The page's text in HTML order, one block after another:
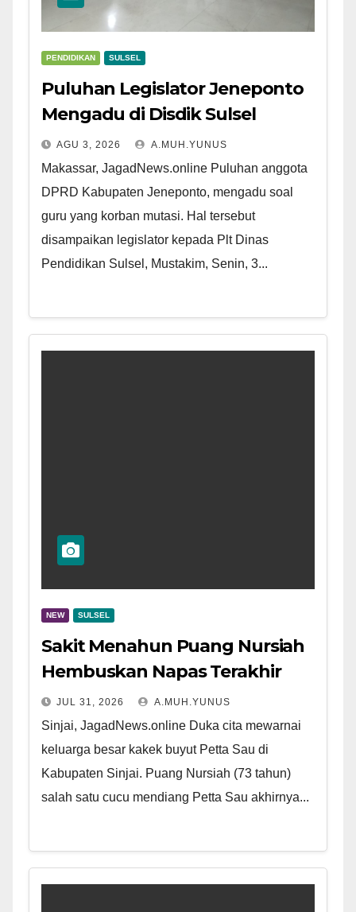
PENDIDIKAN SULSEL
Puluhan Legislator Jeneponto
Mengadu di Disdik Sulsel
AGU 3, 2026 A.MUH.YUNUS
Makassar, JagadNews.online Puluhan anggota
DPRD Kabupaten Jeneponto, mengadu soal
guru yang korban mutasi. Hal tersebut
disampaikan legislator kepada Plt Dinas
Pendidikan Sulsel, Mustakim, Senin, 3...
NEW SULSEL
Sakit Menahun Puang Nursiah
Hembuskan Napas Terakhir
JUL 31, 2026 A.MUH.YUNUS
Sinjai, JagadNews.online Duka cita mewarnai
keluarga besar kakek buyut Petta Sau di
Kabupaten Sinjai. Puang Nursiah (73 tahun)
salah satu cucu mendiang Petta Sau akhirnya...